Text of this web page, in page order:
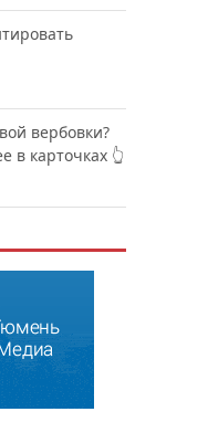
вербовки?
в карточках 👆